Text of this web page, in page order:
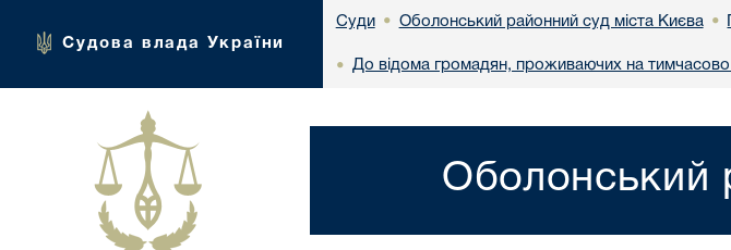
Судова влада України
Суди • Оболонський районний суд міста Києва •
• До відома громадян, проживаючих на тимчасово
Оболонський